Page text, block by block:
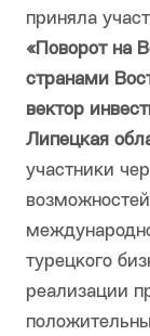
приняла
«Поворот на
странами
вектор
Липецкая
участники
турецкого
реализации